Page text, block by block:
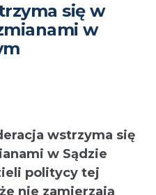
się w
w
wstrzyma się
w Sądzie
politycy tej
nie zamierzają